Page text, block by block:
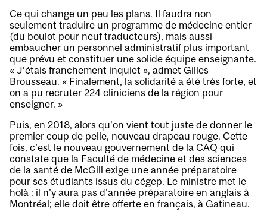
Ce qui change un peu les plans. Il faudra non
seulement traduire un programme de médecine entier
(du boulot pour neuf traducteurs), mais aussi
embaucher un personnel administratif plus important
que prévu et constituer une solide équipe enseignante.
« J’étais franchement inquiet », admet Gilles
Brousseau. « Finalement, la solidarité a été très forte, et
on a pu recruter 224 cliniciens de la région pour
enseigner. »
Puis, en 2018, alors qu’on vient tout juste de donner le
premier coup de pelle, nouveau drapeau rouge. Cette
fois, c’est le nouveau gouvernement de la CAQ qui
constate que la Faculté de médecine et des sciences
de la santé de McGill exige une année préparatoire
pour ses étudiants issus du cégep. Le ministre met le
holà : il n’y aura pas d’année préparatoire en anglais à
Montréal; elle doit être offerte en français, à Gatineau.